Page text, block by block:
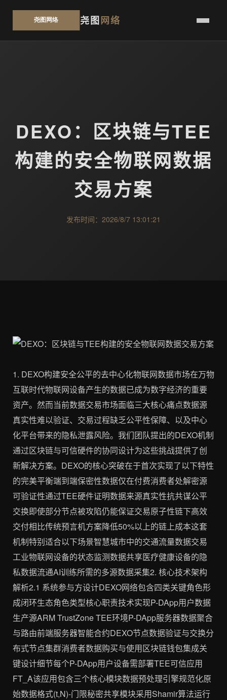
尧图网络
DEXO：区块链与TEE
构建的安全物联网数据
交易方案
发布时间：2026/8/7 13:01:21
1. DEXO构建安全公平的去中心化物联网数据市场在万物
互联时代物联网设备产生的数据已成为数字经济的重要
资产。然而当前数据交易市场面临三大核心痛点数据源
真实性难以验证、交易过程缺乏公平性保障、以及中心
化平台带来的隐私泄露风险。我们团队提出的DEXO机制
通过区块链与可信硬件的协同设计为这些挑战提供了创
新解决方案。DEXO的核心突破在于首次实现了以下特性
的完美平衡端到端保密性数据仅在付费消费者处解密源
可验证性通过TEE硬件证明数据来源真实性抗共谋公平
交换即使部分节点被攻陷仍能保证交易原子性链下高效
交付相比传统预言机方案降低50%以上的链上成本这套
机制特别适合以下场景智慧城市中的交通流量数据交易
工业物联网设备的状态监测数据共享医疗健康设备的隐
私数据流通AI训练所需的多源数据采集2. 核心技术架构
解析2.1 系统参与方设计DEXO网络包含四类关键角色形
成闭环生态角色类型核心职责技术实现P-DApp用户数据
生产源ARM TrustZone TEE环境P-DApp服务器数据聚合
与路由前端服务器智能合约DEXO节点数据验证与交换分
布式节点集群消费者数据购买与使用区块链钱包集成关
键设计细节每个P-DApp用户设备需部署TEE可信应用
FT_A该应用包含三个核心模块数据预处理引擎规范化原
始数据格式(t,N)-门限秘密共享模块采用Shamir算法运行